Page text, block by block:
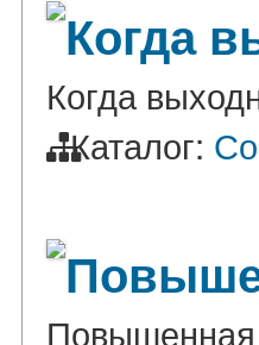
Когда
Когда
Каталог:
Повышенная